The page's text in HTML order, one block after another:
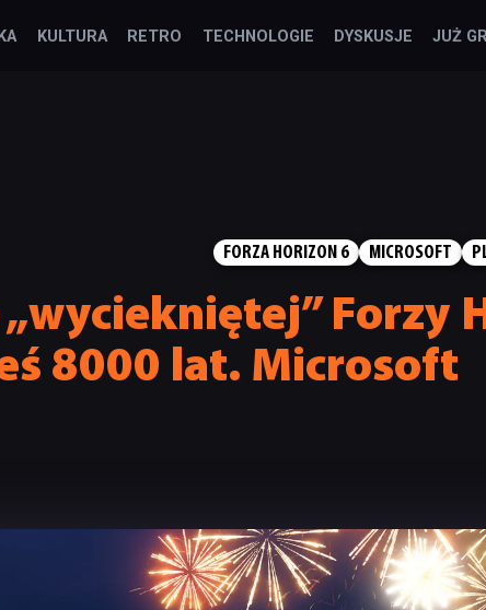
KULTURA RETRO TECHNOLOGIE DYSKUSJE JUŻ
FORZA HORIZON 6 MICROSOFT
Forzy
8000 lat. Microsoft